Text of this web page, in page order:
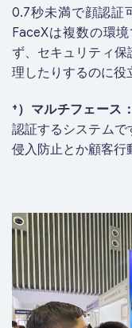
0.7秒未満で顔認証
FaceXは複数の環
ず、セキュリティ保
理したりするのに役
⁺）マルチフェース：
認証するシステムで
侵入防止とか顧客行